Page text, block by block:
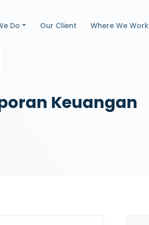
Do Our Client Where We Work
Keuangan